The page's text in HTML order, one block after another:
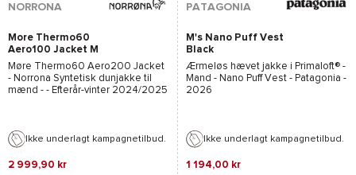
NORRONA
More Thermo60
Aero100 Jacket M
Caviar Black
Møre Thermo60 Aero200 Jacket
- Norrona Syntetisk dunjakke til
mænd - - Efterår-vinter 2024/2025
Ikke underlagt kampagnetilbud.
2 999,90 kr
PATAGONIA
M's Nano Puff Vest
Black
Ærmeløs hævet jakke i Primaloft® -
Mand - Nano Puff Vest - Patagonia -
2026
Ikke underlagt kampagnetilbud.
1 194,00 kr